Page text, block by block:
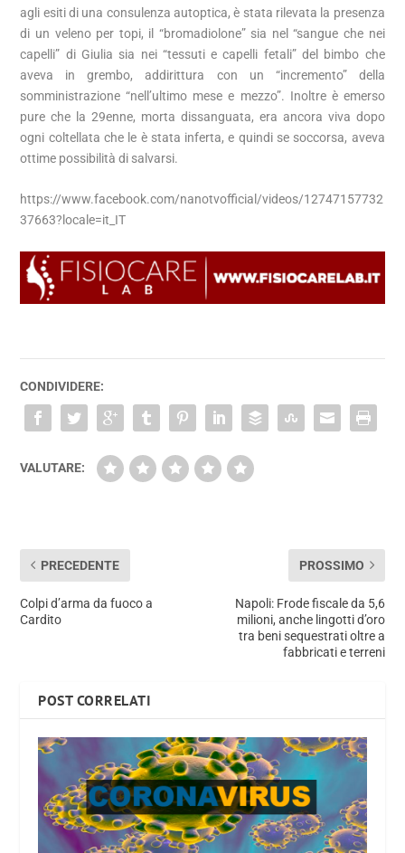
agli esiti di una consulenza autoptica, è stata rilevata la presenza
di un veleno per topi, il “bromadiolone” sia nel “sangue che nei
capelli” di Giulia sia nei “tessuti e capelli fetali” del bimbo che
aveva in grembo, addirittura con un “incremento” della
somministrazione “nell’ultimo mese e mezzo”. Inoltre è emerso
pure che la 29enne, morta dissanguata, era ancora viva dopo
ogni coltellata che le è stata inferta, e quindi se soccorsa, aveva
ottime possibilità di salvarsi.
https://www.facebook.com/nanotvofficial/videos/12747157732
37663?locale=it_IT
CONDIVIDERE:
VALUTARE:
PRECEDENTE
Colpi d’arma da fuoco a
Cardito
PROSSIMO
Napoli: Frode fiscale da 5,6
milioni, anche lingotti d’oro
tra beni sequestrati oltre a
fabbricati e terreni
POST CORRELATI